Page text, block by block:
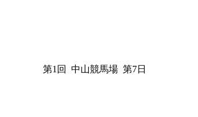
第1回 中山競馬場 第7日